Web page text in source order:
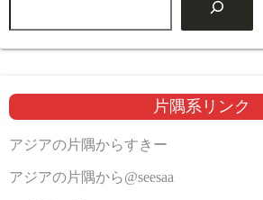
片隅系リンク
アジアの片隅からすきー
アジアの片隅から@seesaa